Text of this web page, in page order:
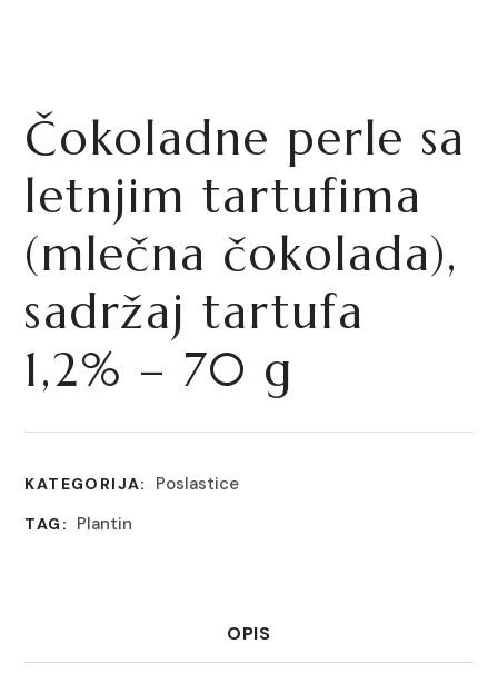
Čokoladne perle sa
letnjim tartufima
(mlečna čokolada),
sadržaj tartufa
1,2% – 70 g
KATEGORIJA: Poslastice
TAG: Plantin
OPIS